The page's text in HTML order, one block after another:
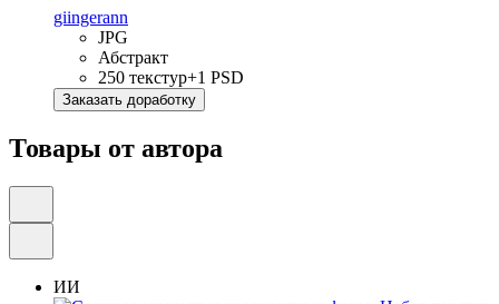
giingerann
JPG
Абстракт
250 текстур+1 PSD
Заказать доработку
Товары от автора
ИИ